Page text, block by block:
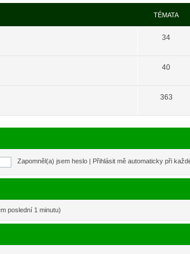
TÉMATA
34
40
363
Zapomněl(a) jsem heslo Přihlásit mě automaticky při
poslední 1 minutu)